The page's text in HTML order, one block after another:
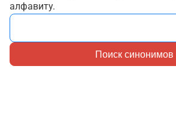
алфавиту.
Поиск синонимов